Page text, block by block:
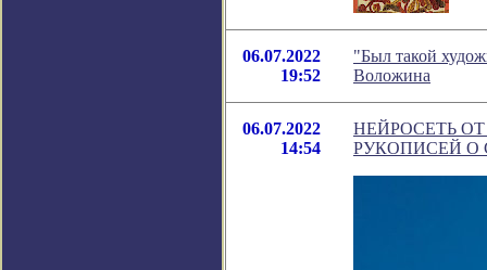
06.07.2022
19:52
"Был такой
Воложина
06.07.2022
14:54
НЕЙРОСЕТЬ
РУКОПИСЕЙ О